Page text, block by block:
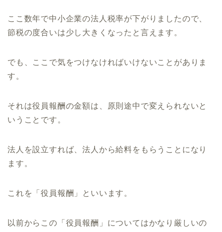
ここ数年で中小企業の法人税率が下がりましたので、
節税の度合いは少し大きくなったと言えます。
でも、ここで気をつけなければいけないことがありま
す。
それは役員報酬の金額は、原則途中で変えられないと
いうことです。
法人を設立すれば、法人から給料をもらうことになり
ます。
これを「役員報酬」といいます。
以前からこの「役員報酬」についてはかなり厳しいの